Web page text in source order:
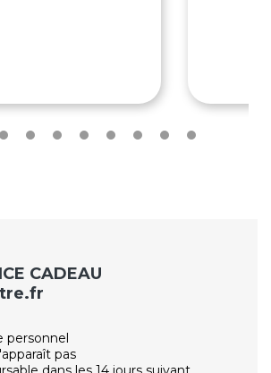
CADEAU
personnel
pas